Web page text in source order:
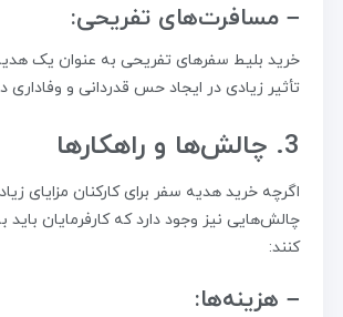
– مسافرت‌های تفریحی:
خرید بلیط سفرهای تفریحی به عنوان یک
تأثیر زیادی در ایجاد حس قدردانی و وفاداری
3. چالش‌ها و راهکارها
اگرچه خرید هدیه سفر برای کارکنان مزایای
چالش‌هایی نیز وجود دارد که کارفرمایان باید
کنند:
– هزینه‌ها: